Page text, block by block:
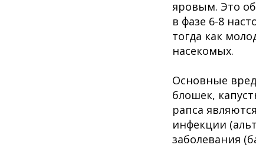
яровым. Это
в фазе 6-8
тогда как
насекомых.
Основные
блошек,
рапса
инфекции
заболевания